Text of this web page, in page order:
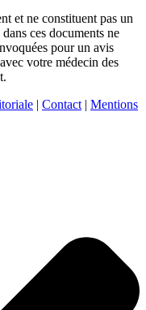
et ne constituent pas un
ces documents ne
pour un avis
votre médecin des
| Contact | Mentions